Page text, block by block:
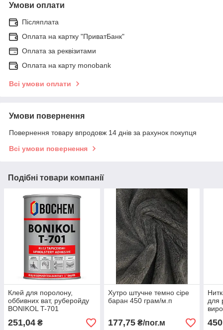
Умови оплати
Післяплата
Оплата на картку "ПриватБанк"
Оплата за реквізитами
Оплата на карту monobank
Всі умови оплати
Умови повернення
Повернення товару впродовж 14 днів за рахунок покупця
Всі умови повернення
Подібні товари компанії
Клей для поролону,
оббивних ват, руберойду
BONIKOL T-701
251,04 ₴
Хутро штучне темно сіре
баран 450 грам/м.п
177,75₴/пог.м
для
450